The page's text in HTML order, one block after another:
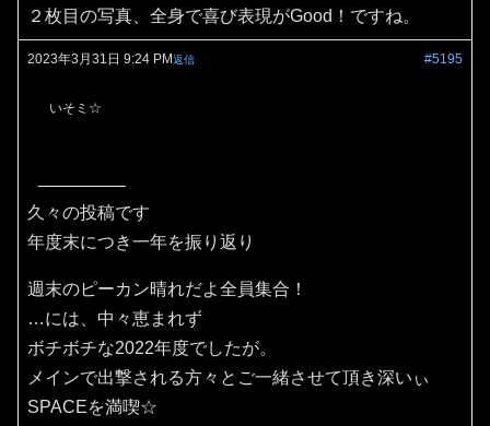
２枚目の写真、全身で喜び表現がGood！ですね。
2023年3月31日 9:24 PM #5195
返信
いそミ☆
久々の投稿です
年度末につき一年を振り返り
週末のピーカン晴れだよ全員集合！
…には、中々恵まれず
ボチボチな2022年度でしたが。
メインで出撃される方々とご一緒させて頂き深いぃ
SPACEを満喫☆